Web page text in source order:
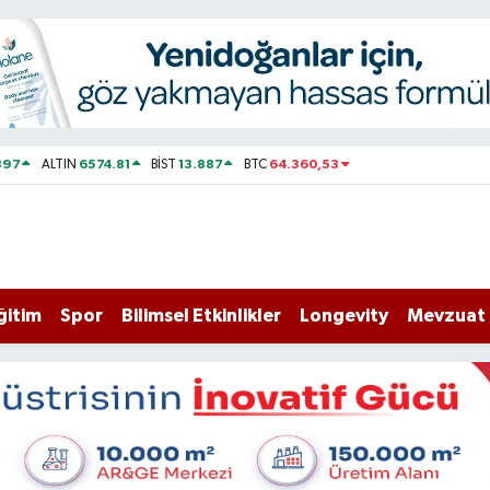
ALTIN 6574.81 BİST13.887 BTC 64.360,53
Spor Bilimsel Etkinlikler Longevity Mevzuat